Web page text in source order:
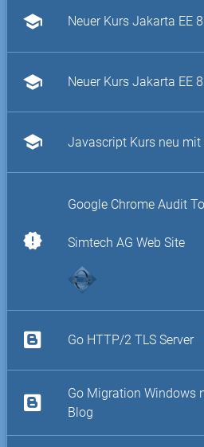
school Neuer Kurs Jakarta EE
school Neuer Kurs Jakarta EE
school Javascript Kurs neu mit
new_releases
Google Chrome Audit
Simtech AG Web Site
Go HTTP/2 TLS Server
Go Migration Windows
Blog